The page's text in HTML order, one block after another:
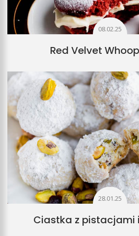
08.02.25
Red Velvet
28.01.25
Ciastka z pistacjami